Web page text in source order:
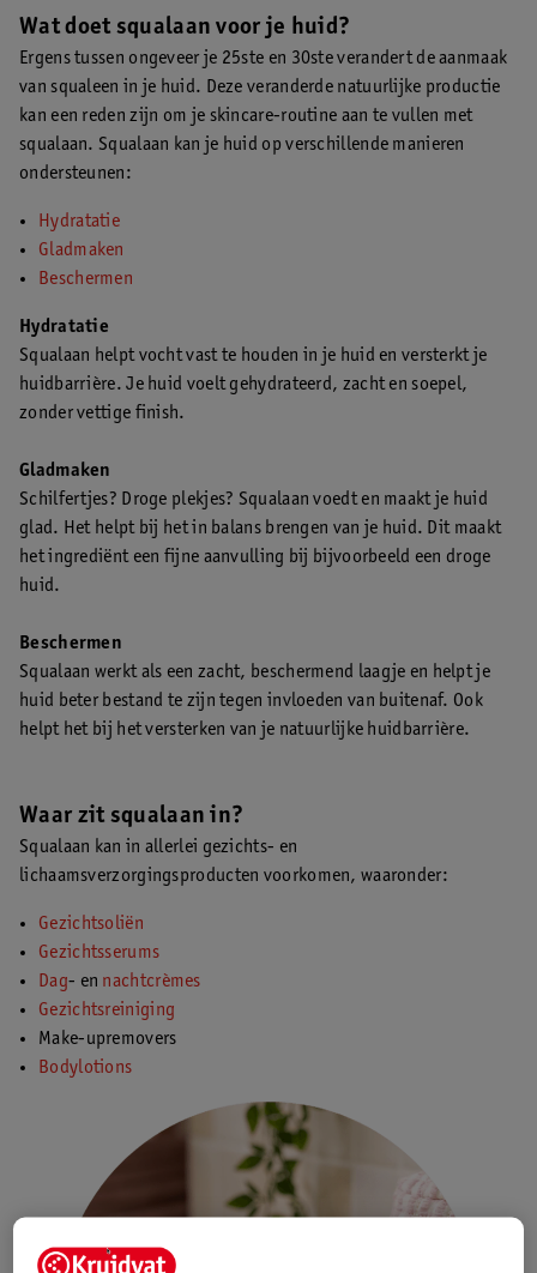
Wat doet squalaan voor je huid?
Ergens tussen ongeveer je 25ste en 30ste verandert de aanmaak
van squaleen in je huid. Deze veranderde natuurlijke productie
kan een reden zijn om je skincare-routine aan te vullen met
squalaan. Squalaan kan je huid op verschillende manieren
ondersteunen:
Hydratatie
Gladmaken
Beschermen
Hydratatie
Squalaan helpt vocht vast te houden in je huid en versterkt je
huidbarrière. Je huid voelt gehydrateerd, zacht en soepel,
zonder vettige finish.
Gladmaken
Schilfertjes? Droge plekjes? Squalaan voedt en maakt je huid
glad. Het helpt bij het in balans brengen van je huid. Dit maakt
het ingrediënt een fijne aanvulling bij bijvoorbeeld een droge
huid.
Beschermen
Squalaan werkt als een zacht, beschermend laagje en helpt je
huid beter bestand te zijn tegen invloeden van buitenaf. Ook
helpt het bij het versterken van je natuurlijke huidbarrière.
Waar zit squalaan in?
Squalaan kan in allerlei gezichts- en
lichaamsverzorgingsproducten voorkomen, waaronder:
Gezichtsoliën
Gezichtsserums
Dag- en nachtcrèmes
Gezichtsreiniging
Make-upremovers
Bodylotions